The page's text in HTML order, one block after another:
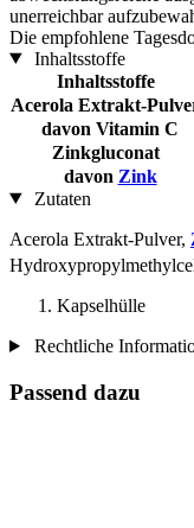
unerreichbar
Die empfohlene
Inhaltsstoffe
Inhaltsstoffe
Acerola Extrakt-
davon Vitamin C
Zinkgluconat
davon Zink
Zutaten
Acerola Extrakt-Pulver,
Kapselhülle
Rechtliche
Passend dazu